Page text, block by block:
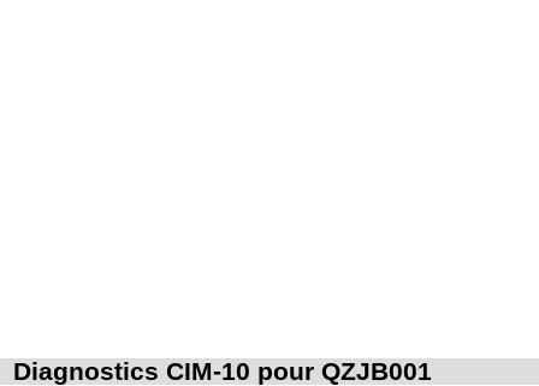
Diagnostics CIM-10 pour QZJB001